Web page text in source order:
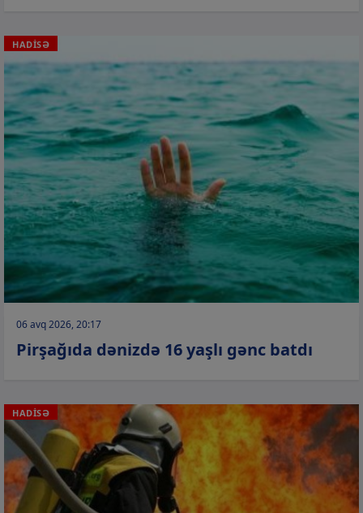
HADİSƏ
06 avq 2026, 20:17
Pirşağıda dənizdə 16 yaşlı gənc batdı
HADİSƏ